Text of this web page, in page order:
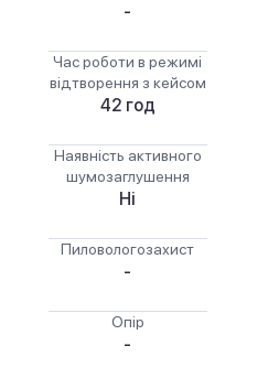
-
Час роботи в режимі
відтворення з кейсом
42 год
Наявність активного
шумозаглушення
Ні
Пиловологозахист
-
Опір
-